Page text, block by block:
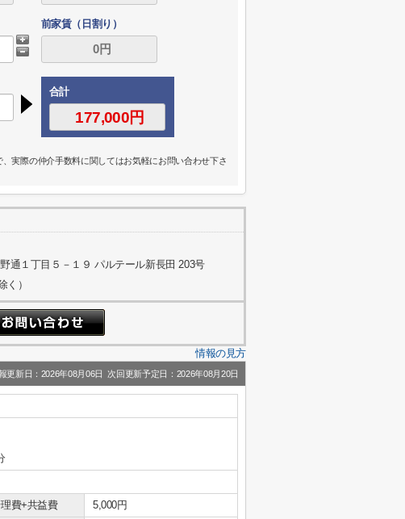
前家賃（日割り）
合計
実際の仲介手数料に関してはお気軽にお問い合わせ下さ
通１丁目５－１９ パルテール新長田 203号
）
情報の見方
新日：2026年08月06日 次回更新予定日：2026年08月20日
費+共益費
5,000円